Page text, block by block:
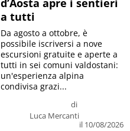
d’Aosta apre i sentieri
a tutti
di
Luca Mercanti
il 10/08/2026
Da agosto a ottobre, è
possibile iscriversi a nove
escursioni gratuite e aperte a
tutti in sei comuni valdostani:
un'esperienza alpina
condivisa grazi...